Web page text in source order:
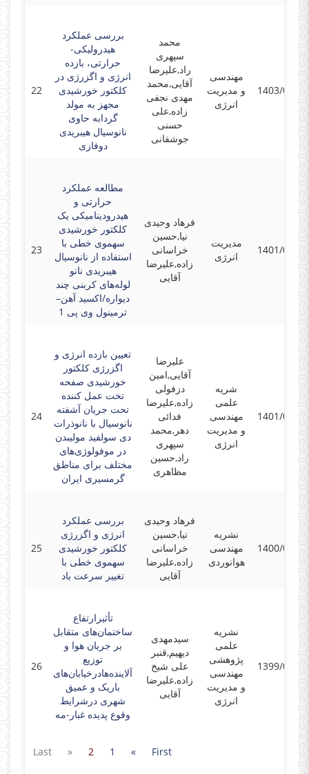
22
بررسی عملکرد
هیدرولیکی-
حرارتی، بازده
انرژی و اگزرژی در
کلکتور خورشیدی
مجهز به مولد
گردابه حاوی
نانوسیال هیبریدی
دوفازی
محمد
سپهری
راد,علیرضا
آقایی,محمد
مهدی نجفی
زاده,علی
حسنی
جوشقانی
مهندسی
و مدیریت
انرژی
1403/04/01
23
مطالعه عملکرد
حرارتی و
هیدرودینامیکی یک
کلکتور خورشیدی
سهموی خطی با
استفاده از نانوسیال
هیبریدی نانو
لوله‌های کربنی چند
دیواره/اکسید آهن–
ترمینول وی پی 1
فرهاد وحیدی
نیا,حسین
خراسانی
زاده,علیرضا
آقایی
مدیریت
انرژی
1401/04/01
24
تعیین بازده انرژی و
اگزرژی کلکتور
خورشیدی صفحه
تخت عمل کننده
تحت جریان آشفته
نانوسیال با نانوذرات
دی سولفید مولیبدن
در موفولوژی‌های
مختلف برای مناطق
گرمسیری ایران
علیرضا
آقایی,امین
دزفولی
زاده,علیرضا
فدائی
دهر,محمد
سپهری
راد,حسین
مظاهری
شریه
علمی
مهندسی
و مدیریت
انرژی
1401/03/25
25
بررسی عملکرد
انرژی و اگزرژی
کلکتور خورشیدی
سهموی خطی با
تغییر سرعت باد
فرهاد وحیدی
نیا,حسین
خراسانی
زاده,علیرضا
آقایی
نشریه
مهندسی
هوانوردی
1400/07/30
26
تأثیرارتفاع
ساختمان‌های متقابل
بر جریان هوا و
توزیع
آلاینده‌هادرخیابان‌های
باریک و عمیق
شهری درشرایط
وقوع پدیده غبار-مه
سیدمهدی
دیهیم,قنبر
علی شیخ
زاده,علیرضا
آقایی
نشریه
علمی
پژوهشی
مهندسی
و مدیریت
انرژی
1399/06/25
First
«
1
2
»
Last